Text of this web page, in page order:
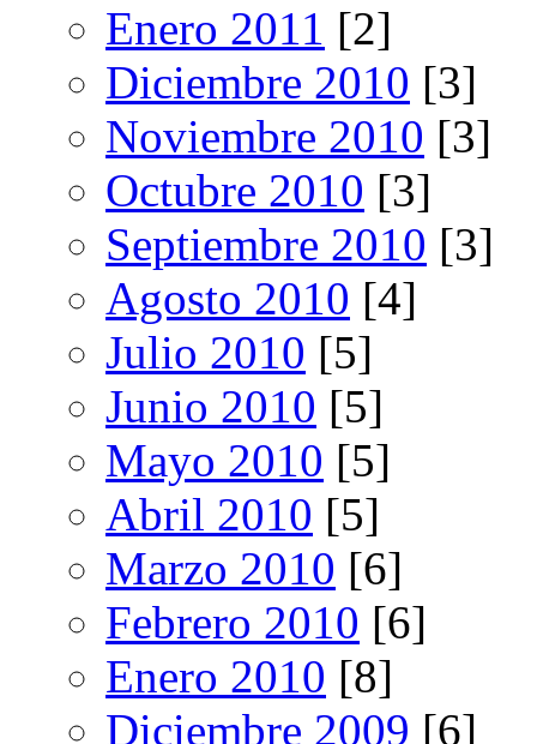
Enero 2011 [2]
Diciembre 2010 [3]
Noviembre 2010 [3]
Octubre 2010 [3]
Septiembre 2010 [3]
Agosto 2010 [4]
Julio 2010 [5]
Junio 2010 [5]
Mayo 2010 [5]
Abril 2010 [5]
Marzo 2010 [6]
Febrero 2010 [6]
Enero 2010 [8]
Diciembre 2009 [6]